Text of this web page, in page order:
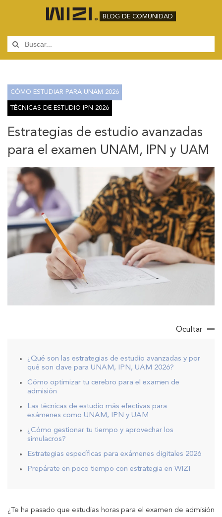
BLOG DE COMUNIDAD
CÓMO ESTUDIAR PARA UNAM 2026
TÉCNICAS DE ESTUDIO IPN 2026
Estrategias de estudio avanzadas
para el examen UNAM, IPN y UAM
Ocultar
¿Qué son las estrategias de estudio avanzadas y por
qué son clave para UNAM, IPN, UAM 2026?
Cómo optimizar tu cerebro para el examen de
admisión
Las técnicas de estudio más efectivas para
exámenes como UNAM, IPN y UAM
¿Cómo gestionar tu tiempo y aprovechar los
simulacros?
Estrategias específicas para exámenes digitales 2026
Prepárate en poco tiempo con estrategia en WIZI
¿Te ha pasado que estudias horas para el examen de admisión